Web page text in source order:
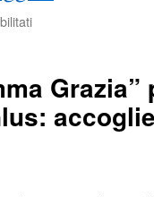
su
e
tablet
alla